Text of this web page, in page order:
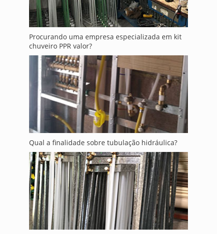
Procurando uma empresa especializada em kit
chuveiro PPR valor?
Qual a finalidade sobre tubulação hidráulica?